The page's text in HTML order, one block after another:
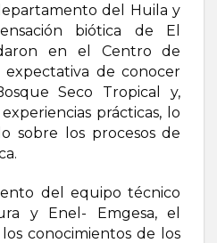
del Huila y
biótica de El
en el Centro de
expectativa de conocer
Seco Tropical y,
prácticas, lo
sobre los procesos de
del equipo técnico
y Enel- Emgesa, el
conocimientos de los